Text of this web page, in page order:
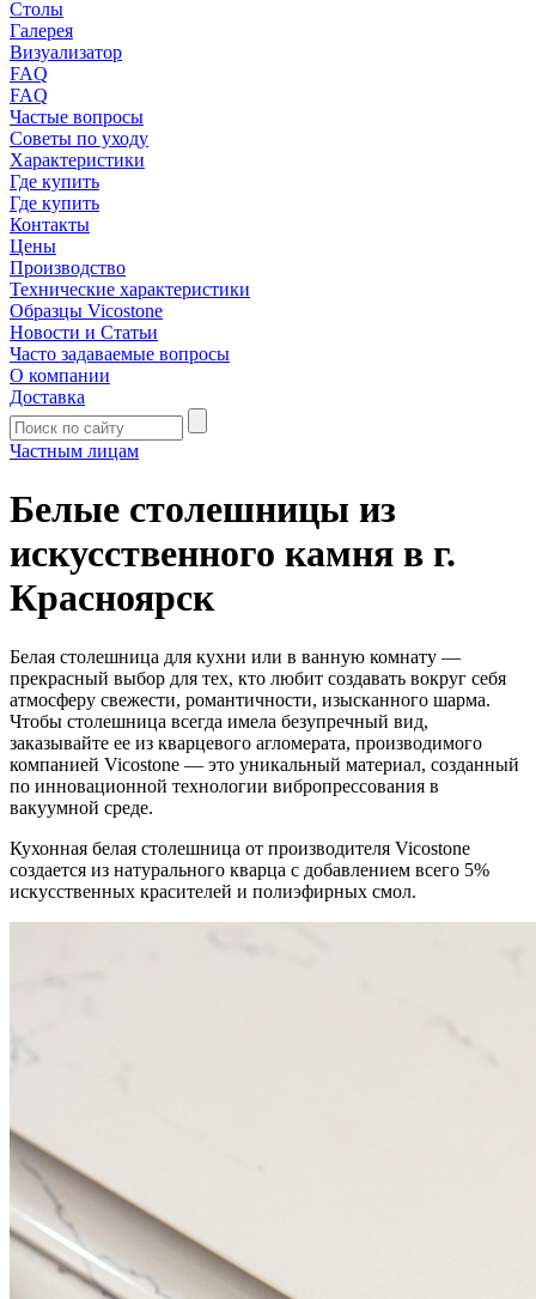
Столы
Галерея
Визуализатор
FAQ
FAQ
Частые вопросы
Советы по уходу
Характеристики
Где купить
Где купить
Контакты
Цены
Производство
Технические характеристики
Образцы Vicostone
Новости и Статьи
Часто задаваемые вопросы
О компании
Доставка
Частным лицам
Белые столешницы из
искусственного камня в г.
Красноярск
Белая столешница для кухни или в ванную комнату —
прекрасный выбор для тех, кто любит создавать вокруг себя
атмосферу свежести, романтичности, изысканного шарма.
Чтобы столешница всегда имела безупречный вид,
заказывайте ее из кварцевого агломерата, производимого
компанией Vicostone — это уникальный материал, созданный
по инновационной технологии вибропрессования в
вакуумной среде.
Кухонная белая столешница от производителя Vicostone
создается из натурального кварца с добавлением всего 5%
искусственных красителей и полиэфирных смол.